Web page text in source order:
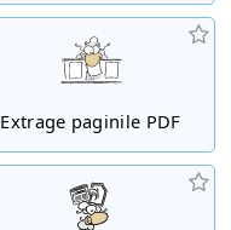
Extrage paginile PDF